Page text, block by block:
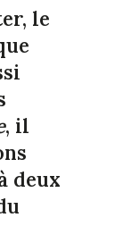
le
, il
deux